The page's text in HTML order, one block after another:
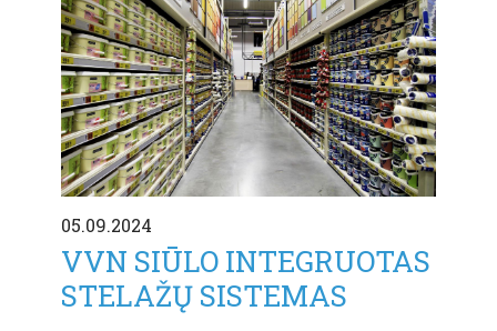
05.09.2024
VVN SIŪLO INTEGRUOTAS
STELAŽŲ SISTEMAS